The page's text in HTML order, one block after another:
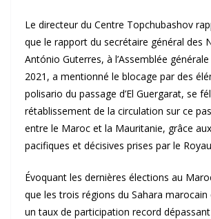
Le directeur du Centre Topchubashov
que le rapport du secrétaire général des
António Guterres, à l’Assemblée
2021, a mentionné le blocage par des
polisario du passage d’El Guergarat, se
rétablissement de la circulation sur ce
entre le Maroc et la Mauritanie, grâce
pacifiques et décisives prises par le
Évoquant les dernières élections au
que les trois régions du Sahara
un taux de participation record